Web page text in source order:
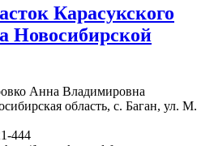
Карасукского
Новосибирской
Анна Владимировна
область, с. Баган, ул. М.
444